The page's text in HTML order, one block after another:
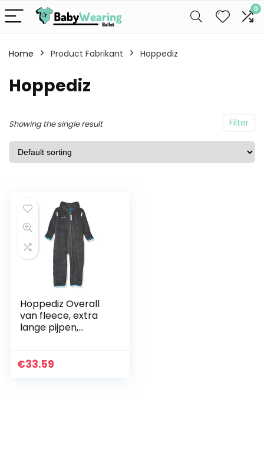
0
Home Product Fabrikant Hoppediz
Hoppediz
Filter
Showing the single result
Hoppediz Overall
van fleece, extra
lange pijpen,
omslagmanchette
€33.59